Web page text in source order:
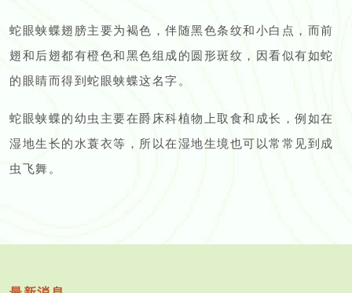
蛇眼蛱蝶翅膀主要为褐色，伴随黑色条纹和小白点，而前
翅和后翅都有橙色和黑色组成的圆形斑纹，因看似有如蛇
的眼睛而得到蛇眼蛱蝶这名字。
蛇眼蛱蝶的幼虫主要在爵床科植物上取食和成长，例如在
湿地生长的水蓑衣等，所以在湿地生境也可以常常见到成
虫飞舞。